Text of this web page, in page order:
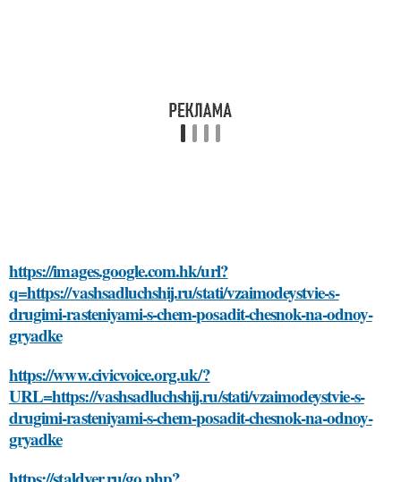
https://images.google.com.hk/url?
q=https://vashsadluchshij.ru/stati/vzaimodeystvie-s-
drugimi-rasteniyami-s-chem-posadit-chesnok-na-odnoy-
gryadke
https://www.civicvoice.org.uk/?
URL=https://vashsadluchshij.ru/stati/vzaimodeystvie-s-
drugimi-rasteniyami-s-chem-posadit-chesnok-na-odnoy-
gryadke